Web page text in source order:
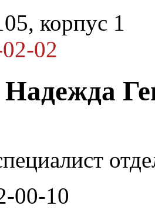
корпус 1
02
00-10